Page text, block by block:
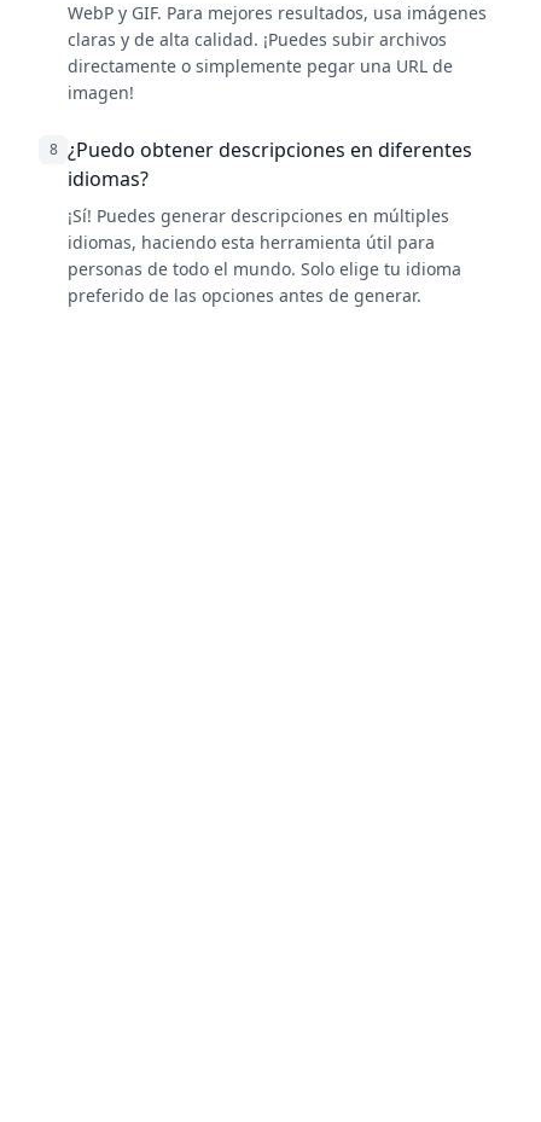
WebP y GIF. Para mejores resultados, usa imágenes
claras y de alta calidad. ¡Puedes subir archivos
directamente o simplemente pegar una URL de
imagen!
8 ¿Puedo obtener descripciones en diferentes
idiomas?
¡Sí! Puedes generar descripciones en múltiples
idiomas, haciendo esta herramienta útil para
personas de todo el mundo. Solo elige tu idioma
preferido de las opciones antes de generar.